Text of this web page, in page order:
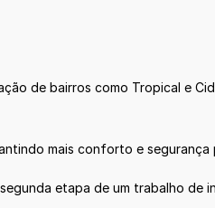
de bairros como Tropical e
mais conforto e segurança
etapa de um trabalho de